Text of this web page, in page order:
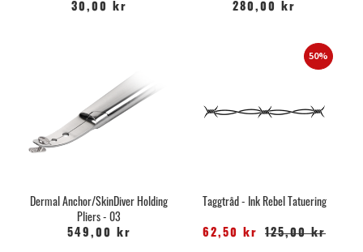
30,00 kr 280,00 kr
Dermal Anchor/SkinDiver Holding
Pliers - 03
549,00 kr
50%
Taggtråd - Ink Rebel Tatuering
62,50 kr 125,00 kr